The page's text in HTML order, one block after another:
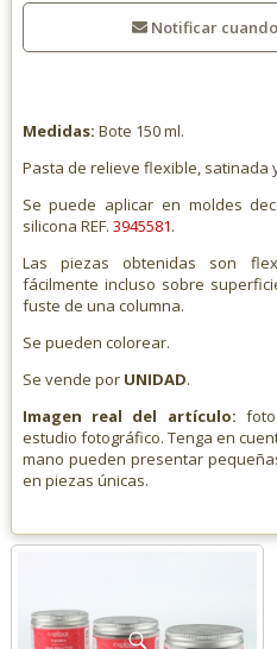
Notificar
Medidas: Bote 150 ml.
Pasta de relieve flexible, satinada
Se puede aplicar en moldes
silicona REF. 3945581.
Las piezas obtenidas son
fácilmente incluso sobre
fuste de una columna.
Se pueden colorear.
Se vende por UNIDAD.
Imagen real del artículo:
estudio fotográfico. Tenga en
mano pueden presentar
en piezas únicas.